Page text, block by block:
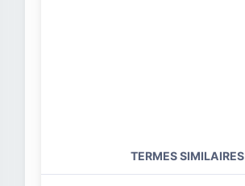
TERMES SIMILAIRES